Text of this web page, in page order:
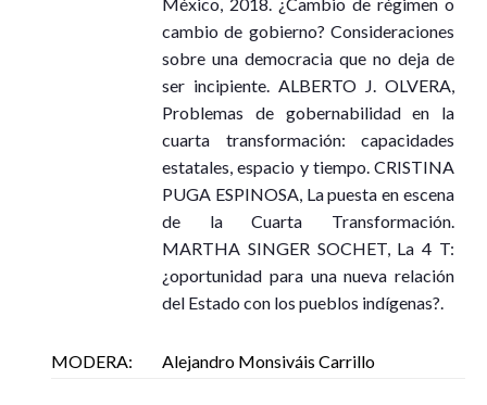
Moderadora: Esperanza Tuñón
Jueves 12 de noviembre, 10:30 – 12:00
Sala de Eventos Especiales 1
Ver en Youtube
Eje 01. La democracia ante los desafíos actuales:
Desigualdades, dominación y cambio social
Ponentes: Jorge Cadena-Roa, David Luján Verón y Miguel
Modera: Guillem Compte Nunes
Jueves 12 de noviembre, 09:00 – 10:25
Sala de Eventos Especiales 1
Ver en Youtube
Sala de Presentaciones de Libros
Ver en Youtube
José Gómez Veiga «Curros». El rostro de la música
Martes 10 de noviembre, 09:00 – 09:45
cambio de gobierno? Consideraciones
sobre una democracia que no deja de
ser incipiente. ALBERTO J. OLVERA,
Problemas de gobernabilidad en la
cuarta transformación: capacidades
estatales, espacio y tiempo. CRISTINA
PUGA ESPINOSA, La puesta en escena
de la Cuarta Transformación.
MARTHA SINGER SOCHET, La 4 T:
¿oportunidad para una nueva relación
del Estado con los pueblos indígenas?.
MODERA: Alejandro Monsiváis Carrillo